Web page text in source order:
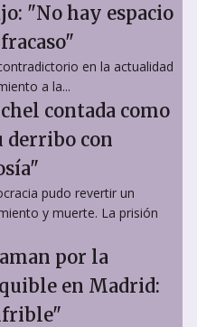
"No hay espacio
en la actualidad
a la...
contada como
derribo con
pudo revertir un
y muerte. La prisión
por la
en Madrid: